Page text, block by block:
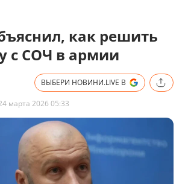
как решить
с СОЧ в армии
ВЫБЕРИ НОВИНИ.LIVE В
марта 2026 05:33